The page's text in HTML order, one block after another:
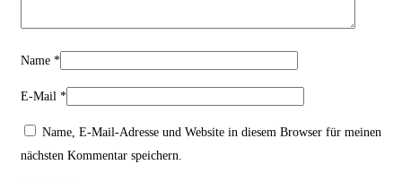
Name *
E-Mail *
Name, E-Mail-Adresse und Website in diesem Browser für meinen
nächsten Kommentar speichern.